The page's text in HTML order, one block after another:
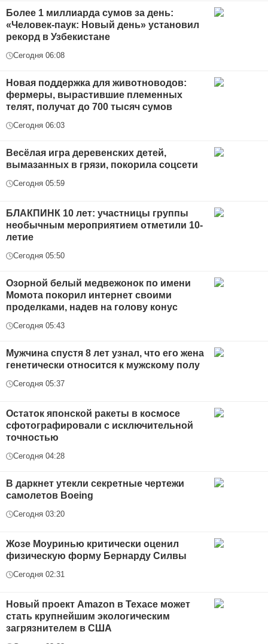
Более 1 миллиарда сумов за день:
«Человек-паук: Новый день» установил
рекорд в Узбекистане
Сегодня 06:08
Новая поддержка для животноводов:
фермеры, вырастившие племенных
телят, получат до 700 тысяч сумов
Сегодня 06:03
Весёлая игра деревенских детей,
вымазанных в грязи, покорила соцсети
Сегодня 05:59
БЛАКПИНК 10 лет: участницы группы
необычным мероприятием отметили 10-
летие
Сегодня 05:50
Озорной белый медвежонок по имени
Момота покорил интернет своими
проделками, надев на голову конус
Сегодня 05:43
Мужчина спустя 8 лет узнал, что его жена
генетически относится к мужскому полу
Сегодня 05:37
Остаток японской ракеты в космосе
сфотографировали с исключительной
точностью
Сегодня 04:28
В даркнет утекли секретные чертежи
самолетов Boeing
Сегодня 03:20
Жозе Моуринью критически оценил
физическую форму Бернарду Силвы
Сегодня 02:31
Новый проект Amazon в Техасе может
стать крупнейшим экологическим
загрязнителем в США